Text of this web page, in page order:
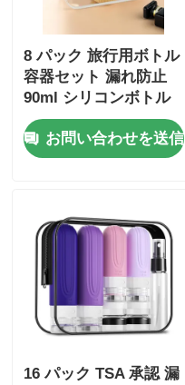
8 パック 旅行用ボトル
容器セット 漏れ防止
90ml シリコンボトル
+30ml シリコンボトル
お問い合わせを送信
16 パック TSA 承認 漏